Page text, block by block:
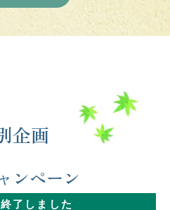
企画
ンペーン
了しました